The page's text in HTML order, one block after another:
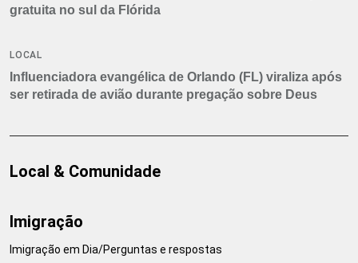
gratuita no sul da Flórida
LOCAL
Influenciadora evangélica de Orlando (FL) viraliza após
ser retirada de avião durante pregação sobre Deus
Local & Comunidade
Imigração
Imigração em Dia/Perguntas e respostas